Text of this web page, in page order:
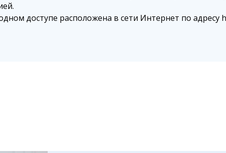
доступе расположена в сети Интернет по адресу
Запишитесь прямо
на осмотр и